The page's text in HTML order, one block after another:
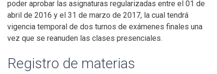
poder aprobar las asignaturas regularizadas entre el 01 de
abril de 2016 y el 31 de marzo de 2017, la cual tendrá
vigencia temporal de dos turnos de exámenes finales una
vez que se reanuden las clases presenciales.
Registro de materias